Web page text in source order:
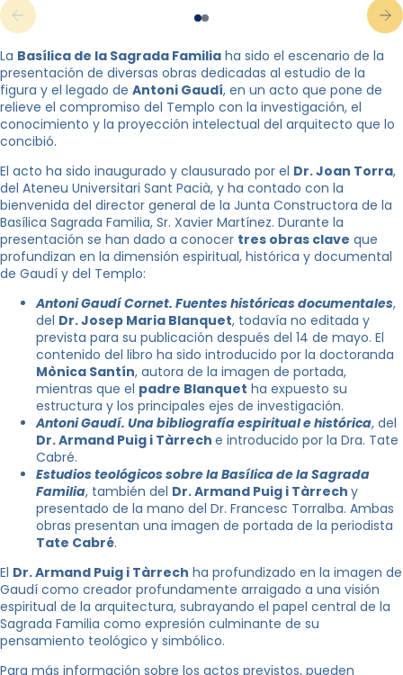
La Basílica de la Sagrada Familia ha sido el escenario de la
presentación de diversas obras dedicadas al estudio de la
figura y el legado de Antoni Gaudí, en un acto que pone de
relieve el compromiso del Templo con la investigación, el
conocimiento y la proyección intelectual del arquitecto que lo
concibió.
El acto ha sido inaugurado y clausurado por el Dr. Joan Torra,
del Ateneu Universitari Sant Pacià, y ha contado con la
bienvenida del director general de la Junta Constructora de la
Basílica Sagrada Familia, Sr. Xavier Martínez. Durante la
presentación se han dado a conocer tres obras clave que
profundizan en la dimensión espiritual, histórica y documental
de Gaudí y del Templo:
Antoni Gaudí Cornet. Fuentes históricas documentales,
del Dr. Josep Maria Blanquet, todavía no editada y
prevista para su publicación después del 14 de mayo. El
contenido del libro ha sido introducido por la doctoranda
Mònica Santín, autora de la imagen de portada,
mientras que el padre Blanquet ha expuesto su
estructura y los principales ejes de investigación.
Antoni Gaudí. Una bibliografía espiritual e histórica, del
Dr. Armand Puig i Tàrrech e introducido por la Dra. Tate
Cabré.
Estudios teológicos sobre la Basílica de la Sagrada
Familia, también del Dr. Armand Puig i Tàrrech y
presentado de la mano del Dr. Francesc Torralba. Ambas
obras presentan una imagen de portada de la periodista
Tate Cabré.
El Dr. Armand Puig i Tàrrech ha profundizado en la imagen de
Gaudí como creador profundamente arraigado a una visión
espiritual de la arquitectura, subrayando el papel central de la
Sagrada Familia como expresión culminante de su
pensamiento teológico y simbólico.
Para más información sobre los actos previstos, pueden